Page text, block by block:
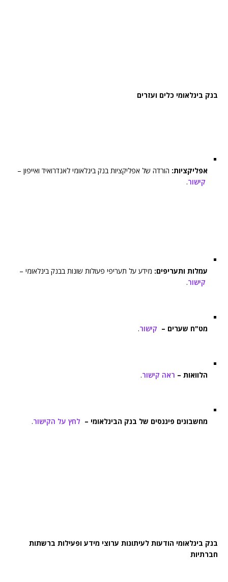
בנק בינלאומי כלים ועזרים
אפליקציות: הורדה של אפליקציות בנק בינלאומי לאנדרואיד ואייפון –
קישור.
עמלות ותעריפים: מידע על תעריפי פעולות שונות בבנק בינלאומי –
קישור.
מט"ח שערים – קישור.
הלוואות – ראה קישור.
מחשבונים פיננסים של בנק הבינלאומי – לחץ על הקישור.
בנק בינלאומי הודעות לעיתונות ערוצי מידע ופעילות ברשתות
חברתיות